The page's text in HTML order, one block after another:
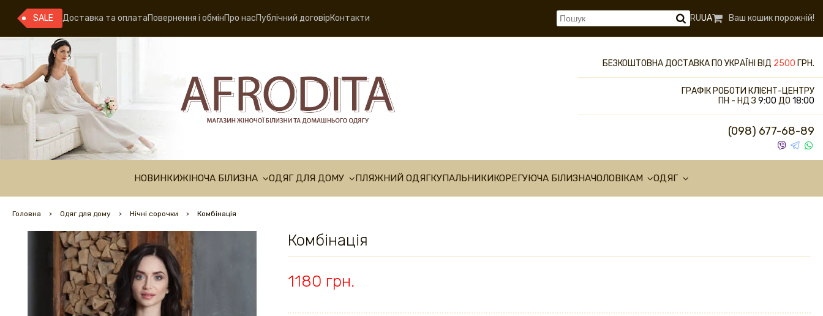
SALE Доставка та оплатаПовернення і обмінПро насПублічний договірКонтакти RUUA Ваш кошик порожній!
БЕЗКОШТОВНА ДОСТАВКА ПО УКРАЇНІ ВІД 2500 ГРН.
ГРАФІК РОБОТИ КЛІЄНТ-ЦЕНТРУ
ПН - НД З 9:00 ДО 18:00
(098) 677-68-89
НОВИНКИЖІНОЧА БІЛИЗНА ОДЯГ ДЛЯ ДОМУ ПЛЯЖНИЙ ОДЯГКУПАЛЬНИКИКОРЕГУЮЧА БІЛИЗНАЧОЛОВІКАМ ОДЯГ
Головна Одяг для дому Нічні сорочки Комбінація
Комбінація
1180 грн.